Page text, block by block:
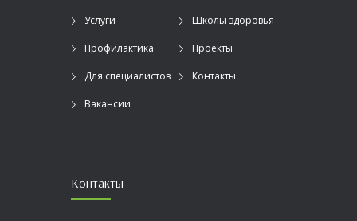
Услуги Школы здоровья
Профилактика Проекты
Для специалистов Контакты
Вакансии
Контакты